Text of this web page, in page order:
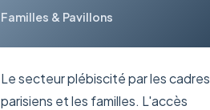
Familles & Pavillons
Le secteur plébiscité par les cadres
parisiens et les familles. L'accès